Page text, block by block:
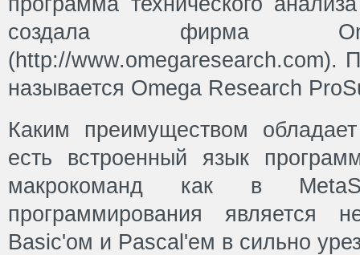
создала фирма
(http://www.omegaresearch.com).
называется Omega Research
Каким преимуществом
есть встроенный язык
макрокоманд как в
программирования является
Basic'ом и Pascal'ем в сильно